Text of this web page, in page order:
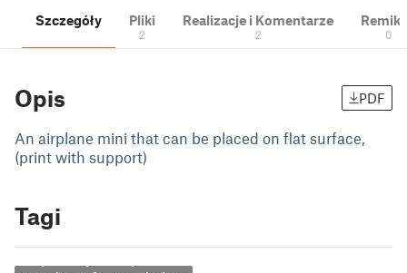
Szczegóły Pliki
2
Realizacje i Komentarze
2 0
Opis PDF
An airplane mini that can be placed on flat surface,
(print with support)
Tagi